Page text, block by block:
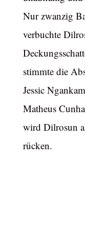
Nur zwanzig
verbuchte
stimmte die
Jessic
Matheus
wird Dilrosun
rücken.